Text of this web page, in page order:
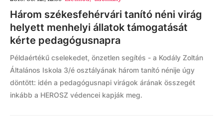
Három székesfehérvári tanító néni virág
helyett menhelyi állatok támogatását
kérte pedagógusnapra
Példaértékű cselekedet, önzetlen segítés - a Kodály Zoltán
Általános Iskola 3/é osztályának három tanító nénije úgy
döntött: idén a pedagógusnapi virágok árának összegét
inkább a HEROSZ védencei kapják meg.